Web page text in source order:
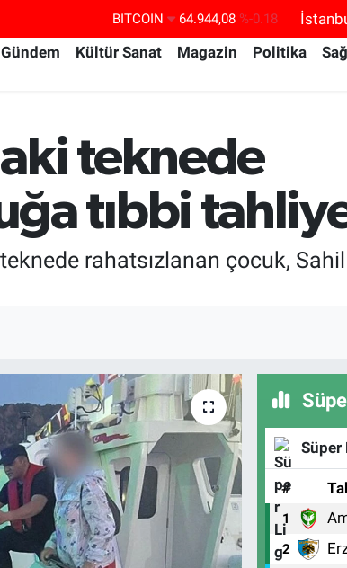
BITCOIN 64.944,08 %-0.18
DOLAR
47,7436
%0.18
GRAM ALTIN
6660.55
%0.03
BİST100
13.779 %-14
Gündem Kültür Sanat Magazin Politika
teknede
tıbbi
rahatsızlanan çocuk,
Süper
#
1
2